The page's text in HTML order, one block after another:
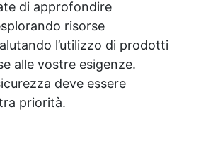
di approfondire
risorse
l’utilizzo di prodotti
alle vostre esigenze.
deve essere
priorità.